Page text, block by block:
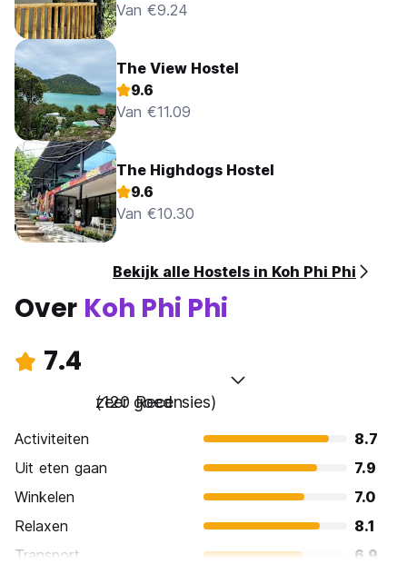
Van €9.24
The View Hostel
9.6
Van €11.09
The Highdogs Hostel
9.6
Van €10.30
Bekijk alle Hostels in Koh Phi Phi
Over Koh Phi Phi
7.4
zeer goed
(120 Recensies)
Activiteiten
8.7
Uit eten gaan
7.9
Winkelen
7.0
Relaxen
8.1
Transport
6.9